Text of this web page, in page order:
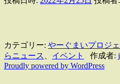
カテゴリー: やーぐまいプロジェ
らニュース
イベント 作成者:
Proudly powered by WordPress